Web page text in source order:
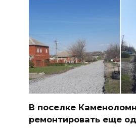
В поселке
ремонтировать еще